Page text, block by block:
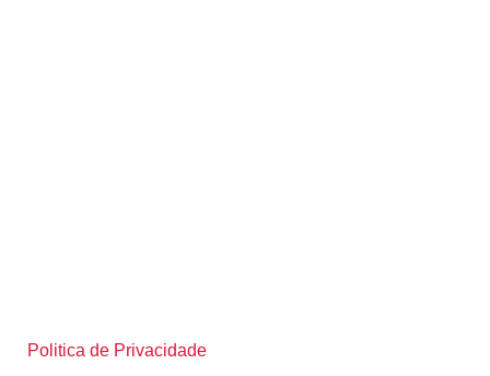
Politica de Privacidade